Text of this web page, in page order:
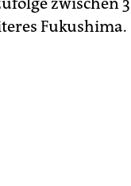
Fukushima.